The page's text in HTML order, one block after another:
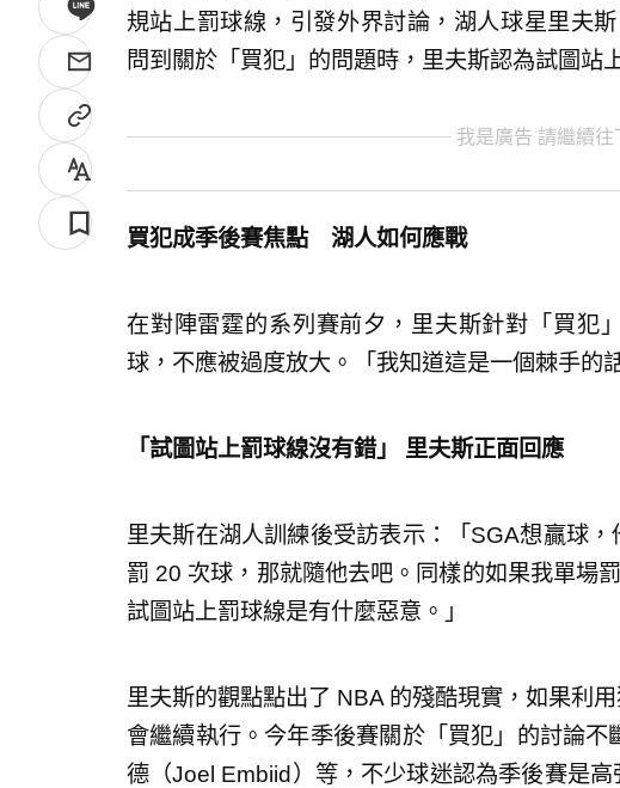
規站上罰球線，引發外界討論，湖人球星里夫
問到關於「買犯」的問題時，里夫斯認為試圖站
我是廣告 請繼續往
買犯成季後賽焦點 湖人如何應戰
在對陣雷霆的系列賽前夕，里夫斯針對「買犯
球，不應被過度放大。「我知道這是一個棘手的
「試圖站上罰球線沒有錯」 里夫斯正面回應
里夫斯在湖人訓練後受訪表示：「SGA想贏球
罰 20 次球，那就隨他去吧。同樣的如果我單場
試圖站上罰球線是有什麼惡意。」
里夫斯的觀點點出了 NBA 的殘酷現實，如果利
會繼續執行。今年季後賽關於「買犯」的討論
德（Joel Embiid）等，不少球迷認為季後賽是